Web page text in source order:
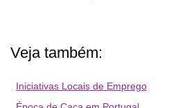
Veja também:
Iniciativas Locais de Emprego